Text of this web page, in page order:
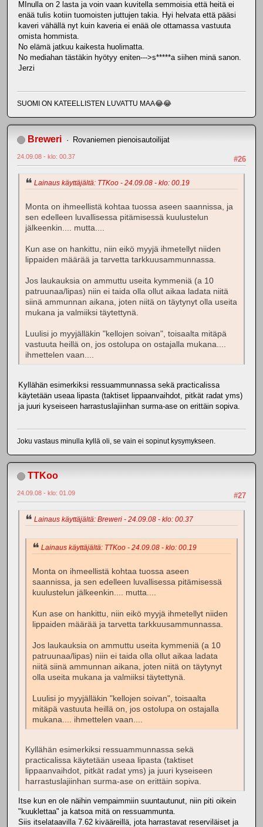
MInulla on 2 lasta ja voin vaan kuvitella semmoisia että heitä ei
enää tulis kotiin tuomoisten juttujen takia. Hyi helvata että pääsi
kaveri vähällä nyt kuin kaveria ei enää ole ottamassa vastuuta
omista hommista.
No elämä jatkuu kaikesta huolimatta.
No mediahan tästäkin hyötyy eniten--->s*****a siihen minä sanon.
Jerzi
SUOMI ON KATEELLISTEN LUVATTU MAA😂😂
Breweri Rovaniemen pienoisautoilijat
#26
24.09.08 - klo: 00.37
Lainaus käyttäjältä: TTKoo - 24.09.08 - klo: 00.19
Monta on ihmeellistä kohtaa tuossa aseen saannissa, ja
sen edelleen luvallisessa pitämisessä kuulustelun
jälkeenkin.... mutta....
Kun ase on hankittu, niin eikö myyjä ihmetellyt niiden
lippaiden määrää ja tarvetta tarkkuusammunnassa.
Jos laukauksia on ammuttu useita kymmeniä (a 10
patruunaa/lipas) niin ei taida olla ollut aikaa ladata niitä
siinä ammunnan aikana, joten niitä on täytynyt olla useita
mukana ja valmiiksi täytettynä.
Luulisi jo myyjälläkin "kellojen soivan", toisaalta mitäpä
vastuuta heillä on, jos ostolupa on ostajalla mukana....
ihmettelen vaan....
Kyllähän esimerkiksi ressuammunnassa sekä practicalissa
käytetään useaa lipasta (taktiset lippaanvaihdot, pitkät radat yms)
ja juuri kyseiseen harrastuslajiinhan surma-ase on erittäin sopiva.
Joku vastaus minulla kyllä oli, se vain ei sopinut kysymykseen.
TTKoo
#27
24.09.08 - klo: 01.09
Lainaus käyttäjältä: Breweri - 24.09.08 - klo: 00.37
Lainaus käyttäjältä: TTKoo - 24.09.08 - klo: 00.19
Monta on ihmeellistä kohtaa tuossa aseen
saannissa, ja sen edelleen luvallisessa pitämisessä
kuulustelun jälkeenkin.... mutta....
Kun ase on hankittu, niin eikö myyjä ihmetellyt niiden
lippaiden määrää ja tarvetta tarkkuusammunnassa.
Jos laukauksia on ammuttu useita kymmeniä (a 10
patruunaa/lipas) niin ei taida olla ollut aikaa ladata
niitä siinä ammunnan aikana, joten niitä on täytynyt
olla useita mukana ja valmiiksi täytettynä.
Luulisi jo myyjälläkin "kellojen soivan", toisaalta
mitäpä vastuuta heillä on, jos ostolupa on ostajalla
mukana.... ihmettelen vaan....
Kyllähän esimerkiksi ressuammunnassa sekä
practicalissa käytetään useaa lipasta (taktiset
lippaanvaihdot, pitkät radat yms) ja juuri kyseiseen
harrastuslajiinhan surma-ase on erittäin sopiva.
Itse kun en ole näihin vempaimmiin suuntautunut, niin piti oikein
"kuuklettaa" ja katsoa mitä on ressuammunta.
Siis itselataavilla 7.62 kivääreillä, jota harrastavat reserviläiset ja